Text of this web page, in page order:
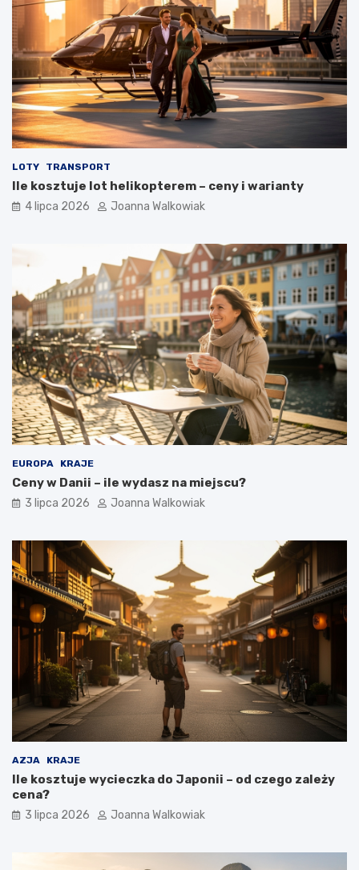
LOTY TRANSPORT
Ile kosztuje lot helikopterem – ceny i warianty
4 lipca 2026 Joanna Walkowiak
EUROPA KRAJE
Ceny w Danii – ile wydasz na miejscu?
3 lipca 2026 Joanna Walkowiak
AZJA KRAJE
Ile kosztuje wycieczka do Japonii – od czego zależy
cena?
3 lipca 2026 Joanna Walkowiak